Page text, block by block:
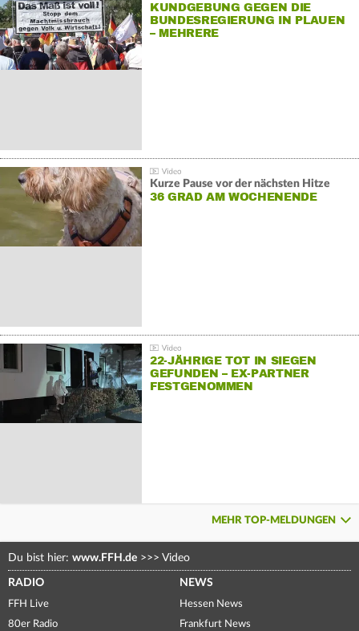
KUNDGEBUNG GEGEN DIE
BUNDESREGIERUNG IN PLAUEN
– MEHRERE
Kurze Pause vor der nächsten Hitze
36 GRAD AM WOCHENENDE
22-JÄHRIGE TOT IN SIEGEN
GEFUNDEN – EX-PARTNER
FESTGENOMMEN
MEHR TOP-MELDUNGEN
Du bist hier: www.FFH.de >>> Video
RADIO
FFH Live
80er Radio
NEWS
Hessen News
Frankfurt News